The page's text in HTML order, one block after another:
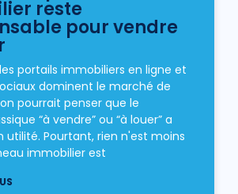
reste
pour vendre
portails immobiliers en ligne et
dominent le marché de
pourrait penser que le
“à vendre” ou “à louer” a
utilité. Pourtant, rien n'est moins
immobilier est